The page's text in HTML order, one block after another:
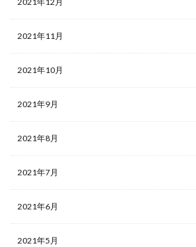
2021年11月
2021年10月
2021年9月
2021年8月
2021年7月
2021年6月
2021年5月